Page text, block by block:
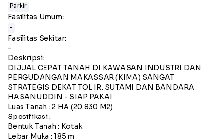
Parkir
Fasilitas Umum:
-
Fasilitas Sekitar:
-
Deskripsi:
DIJUAL CEPAT TANAH DI KAWASAN INDUSTRI DAN
PERGUDANGAN MAKASSAR (KIMA) SANGAT
STRATEGIS DEKAT TOL IR. SUTAMI DAN BANDARA
HASANUDDIN - SIAP PAKAI
Luas Tanah : 2 HA (20.830 M2)
Spesifikasi :
Bentuk Tanah : Kotak
Lebar Muka : 185 m